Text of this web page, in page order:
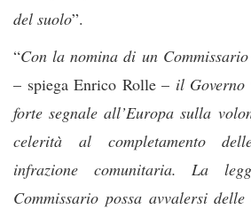
del suolo”.
“Con la nomina di un
– spiega Enrico Rolle – il
forte segnale all’Europa sulla
celerità al completamento
infrazione comunitaria. La
Commissario possa avvalersi